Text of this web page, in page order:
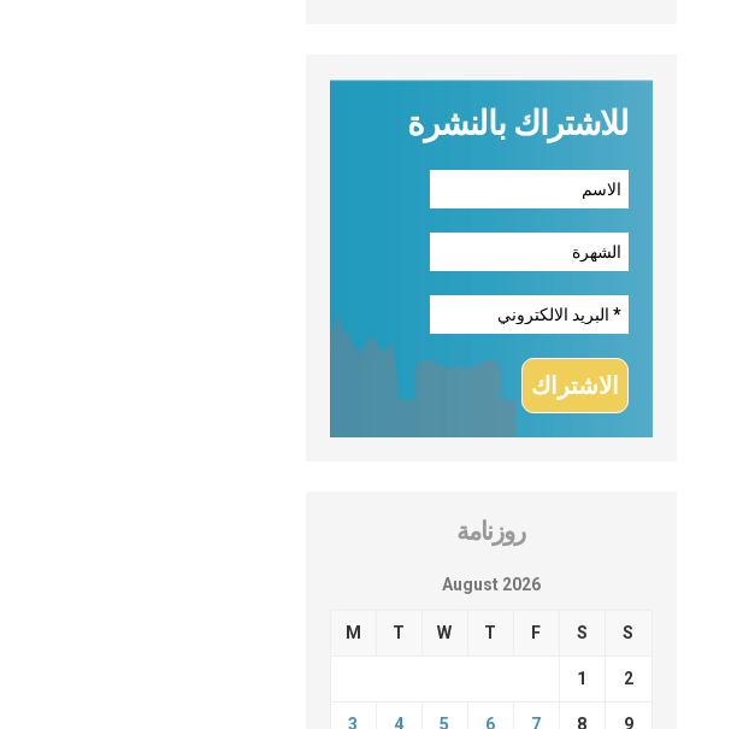
للاشتراك بالنشرة
روزنامة
August 2026
M T W T F S S
1 2
3 4 5 6 7 8 9